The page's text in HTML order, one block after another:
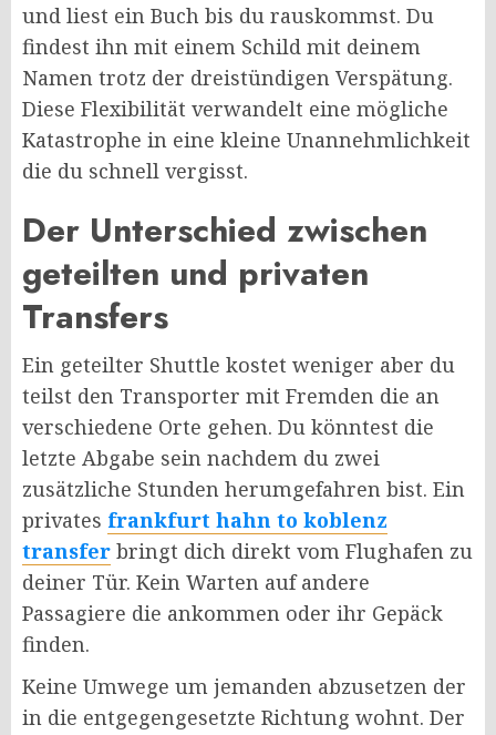
und liest ein Buch bis du rauskommst. Du
findest ihn mit einem Schild mit deinem
Namen trotz der dreistündigen Verspätung.
Diese Flexibilität verwandelt eine mögliche
Katastrophe in eine kleine Unannehmlichkeit
die du schnell vergisst.
Der Unterschied zwischen
geteilten und privaten
Transfers
Ein geteilter Shuttle kostet weniger aber du
teilst den Transporter mit Fremden die an
verschiedene Orte gehen. Du könntest die
letzte Abgabe sein nachdem du zwei
zusätzliche Stunden herumgefahren bist. Ein
privates frankfurt hahn to koblenz
transfer bringt dich direkt vom Flughafen zu
deiner Tür. Kein Warten auf andere
Passagiere die ankommen oder ihr Gepäck
finden.
Keine Umwege um jemanden abzusetzen der
in die entgegengesetzte Richtung wohnt. Der